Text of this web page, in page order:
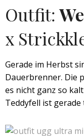
Outfit:
x
Gerade im Herbst
Dauerbrenner. Die
es nicht ganz so
Teddyfell ist